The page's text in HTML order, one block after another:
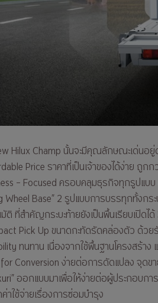
Hilux Champ นั้นจะมีคุณลักษณะเด่นอ
Price ราคาที่เป็นเจ้าของได้ง่าย ถูกก
– Focused ครอบคลุมธุรกิจทุกรูปแบบ
Wheel Base” 2 รูปแบบการบรรทุกทั้งกร
ติ ที่สำคัญกระบะท้ายยังเป็นพื้นเรียบเปิดไ
Pick Up ขนาดกะทัดรัดคล่องตัว ด้วย
ทนทาน เนื่องจากใช้พื้นฐานโครงสร้าง
Conversion ง่ายต่อการดัดแปลง จุดขา
ออกแบบมาเพื่อให้ง่ายต่อผู้ประกอบก
าใช้จ่ายเรื่องการซ่อมบำรุง